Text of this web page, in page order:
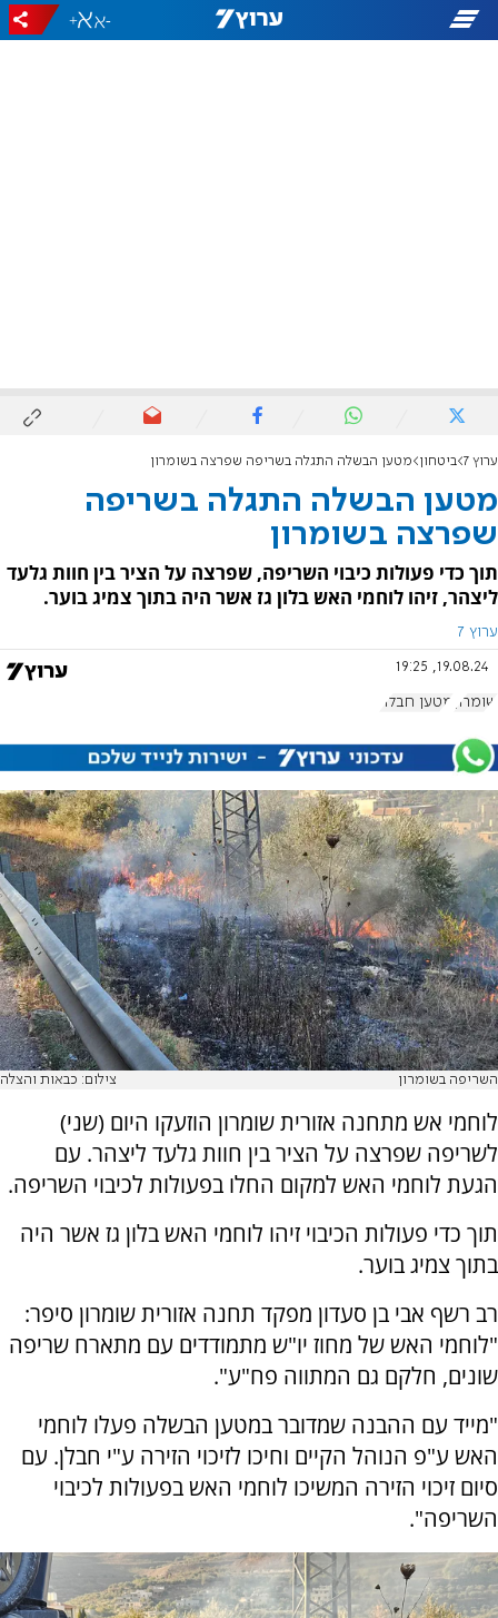
-
+
ערוץ 7 ביטחון מטען הבשלה התגלה בשריפה שפרצה בשומרון
מטען הבשלה התגלה בשריפה
שפרצה בשומרון
תוך כדי פעולות כיבוי השריפה, שפרצה על הציר בין חוות גלעד
ליצהר, זיהו לוחמי האש בלון גז אשר היה בתוך צמיג בוער.
ערוץ 7
19.08.24, 19:25
שומרון מטען חבלה
השריפה בשומרון צילום: כבאות והצלה
לוחמי אש מתחנה אזורית שומרון הוזעקו היום (שני)
לשריפה שפרצה על הציר בין חוות גלעד ליצהר. עם
הגעת לוחמי האש למקום החלו בפעולות לכיבוי השריפה.
תוך כדי פעולות הכיבוי זיהו לוחמי האש בלון גז אשר היה
בתוך צמיג בוער.
רב רשף אבי בן סעדון מפקד תחנה אזורית שומרון סיפר:
"לוחמי האש של מחוז יו"ש מתמודדים עם מתארח שריפה
שונים, חלקם גם המתווה פח"ע".
"מייד עם ההבנה שמדובר במטען הבשלה פעלו לוחמי
האש ע"פ הנוהל הקיים וחיכו לזיכוי הזירה ע"י חבלן. עם
סיום זיכוי הזירה המשיכו לוחמי האש בפעולות לכיבוי
השריפה".